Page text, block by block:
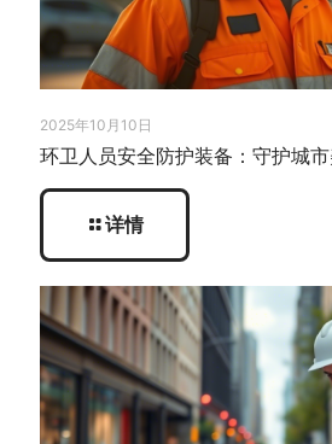
2025年10月10日
环卫人员安全防护装备：守护城
详情